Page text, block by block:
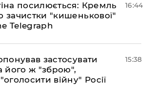
посилюється: Кремль
"кишенькової"
Telegraph
16:44
застосувати
його ж "зброю",
війну" Росії
15:38